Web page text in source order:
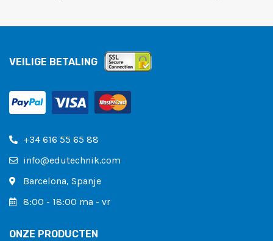
VEILIGE BETALING
+34 616 55 65 88
info@edutechnik.com
Barcelona, ​​Spanje
8:00 - 18:00 ma - vr
ONZE PRODUCTEN